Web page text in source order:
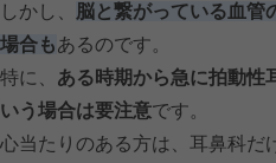
しかし、
脳と繋がっている血管
場合もあるのです。
特に、 ある時期から急に拍動性
いう場合は要注意です。
心当たりのある方は、耳鼻科だ